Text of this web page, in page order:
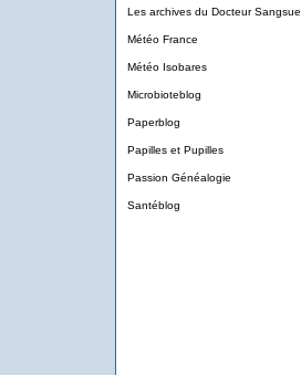
Les archives du Docteur Sangsue
Météo France
Météo Isobares
Microbioteblog
Paperblog
Papilles et Pupilles
Passion Généalogie
Santéblog